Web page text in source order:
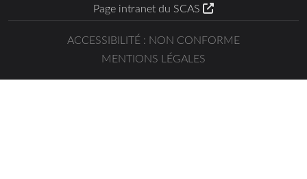
Page intranet du SCAS
ACCESSIBILITÉ : NON CONFORME
MENTIONS LÉGALES